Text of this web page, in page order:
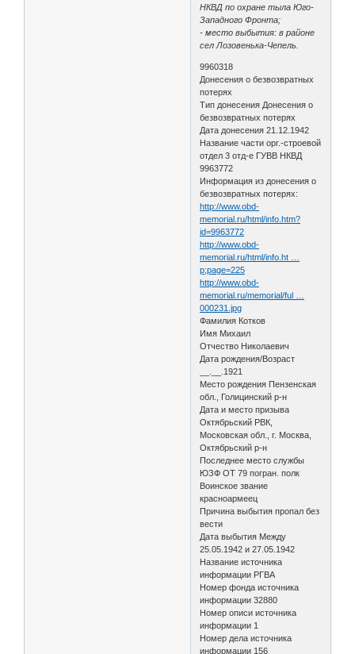
НКВД по охране тыла Юго-
Западного Фронта;
- место выбытия: в районе
сел Лозовенька-Чепель.
9960318
Донесения о безвозвратных
потерях
Тип донесения Донесения о
безвозвратных потерях
Дата донесения 21.12.1942
Название части орг.-строевой
отдел 3 отд-е ГУВВ НКВД
9963772
Информация из донесения о
безвозвратных потерях:
http://www.obd-
memorial.ru/html/info.htm?
id=9963772
http://www.obd-
memorial.ru/html/info.ht …
p;page=225
http://www.obd-
memorial.ru/memorial/ful …
000231.jpg
Фамилия Котков
Имя Михаил
Отчество Николаевич
Дата рождения/Возраст
__.__.1921
Место рождения Пензенская
обл., Голицинский р-н
Дата и место призыва
Октябрьский РВК,
Московская обл., г. Москва,
Октябрьский р-н
Последнее место службы
ЮЗФ ОТ 79 погран. полк
Воинское звание
красноармеец
Причина выбытия пропал без
вести
Дата выбытия Между
25.05.1942 и 27.05.1942
Название источника
информации РГВА
Номер фонда источника
информации 32880
Номер описи источника
информации 1
Номер дела источника
информации 156